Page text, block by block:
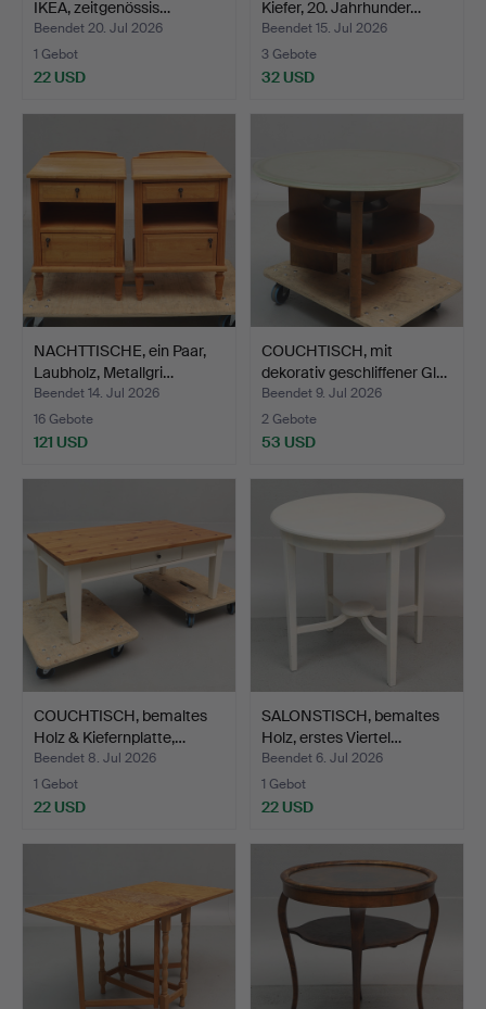
IKEA, zeitgenössis…
Beendet 20. Jul 2026
1 Gebot
22 USD
Kiefer, 20. Jahrhunder…
Beendet 15. Jul 2026
3 Gebote
32 USD
NACHTTISCHE, ein Paar,
Laubholz, Metallgri…
Beendet 14. Jul 2026
16 Gebote
121 USD
COUCHTISCH, mit
dekorativ geschliffener Gl…
Beendet 9. Jul 2026
2 Gebote
53 USD
COUCHTISCH, bemaltes
Holz & Kiefernplatte,…
Beendet 8. Jul 2026
1 Gebot
22 USD
SALONSTISCH, bemaltes
Holz, erstes Viertel…
Beendet 6. Jul 2026
1 Gebot
22 USD